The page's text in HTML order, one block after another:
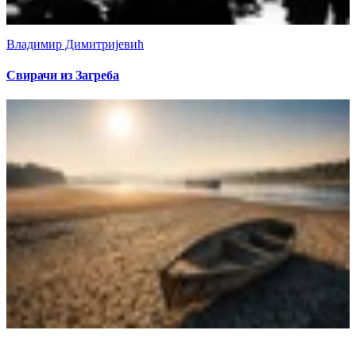
Владимир Димитријевић
Свирачи из Загреба